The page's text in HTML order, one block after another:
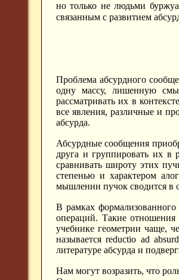
но только не людьми
связанным с развитием
Проблема абсурдного
одну массу, лишенную
рассматривать их в
все явления, различные и
абсурда.
Абсурдные сообщения
друга и группировать их в
сравнивать широту этих
степенью и характером
мышлении пучок сводится в
В рамках
операций. Такие отношения
учебнике геометрии чаще,
называется reductio ad
литературе абсурда и
Нам могут возразить, что